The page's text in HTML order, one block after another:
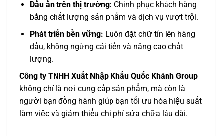
Dấu ấn trên thị trường: Chinh phục khách hàng
bằng chất lượng sản phẩm và dịch vụ vượt trội.
Phát triển bền vững: Luôn đặt chữ tín lên hàng
đầu, không ngừng cải tiến và nâng cao chất
lượng.
Công ty TNHH Xuất Nhập Khẩu Quốc Khánh Group
không chỉ là nơi cung cấp sản phẩm, mà còn là
người bạn đồng hành giúp bạn tối ưu hóa hiệu suất
làm việc và giảm thiểu chi phí sửa chữa lâu dài.